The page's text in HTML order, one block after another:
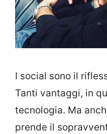
I social sono il
Tanti vantaggi, in
tecnologia. Ma
prende il